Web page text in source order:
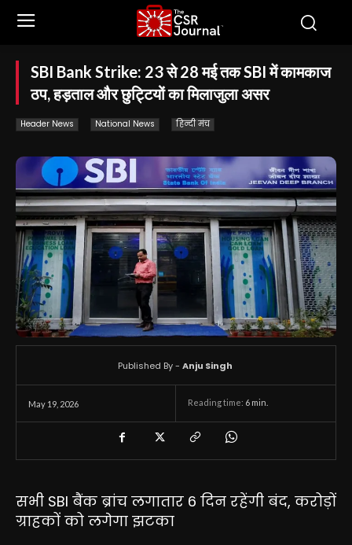
SBI Bank Strike: 23 से 28 मई तक SBI में कामकाज
ठप, हड़ताल और छुट्टियों का मिलाजुला असर
Header News National News हिन्दी मंच
May 19, 2026 Reading time: 6 min.
Published By - Anju Singh
सभी SBI बैंक ब्रांच लगातार 6 दिन रहेंगी बंद, करोड़ों
ग्राहकों को लगेगा झटका